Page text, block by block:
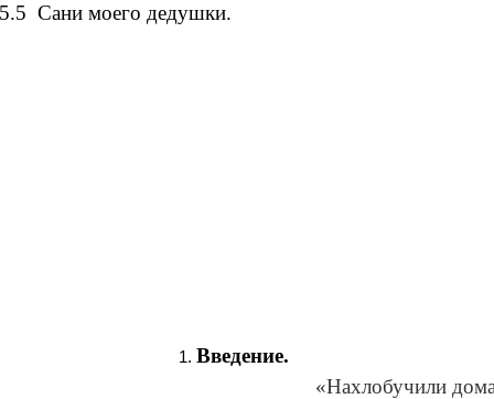
Сани моего дедушки.
Введение.
«Нахлобучили